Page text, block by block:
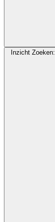
Inzicht